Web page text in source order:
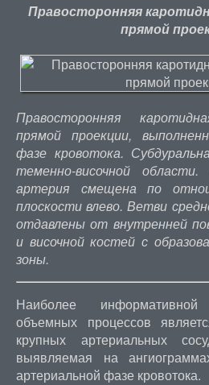
Правосторонняя
прямой
Правосторонняя
прямой проекции,
фазе кровотока.
теменно-височной
артерия смещена по
плоскости влево. Ветви
отдавлены от внутренней
и височной костей с
зоны.
Наиболее
объемных процессов
крупных артериальных
выявляемая на
артериальной фазе кровотока.